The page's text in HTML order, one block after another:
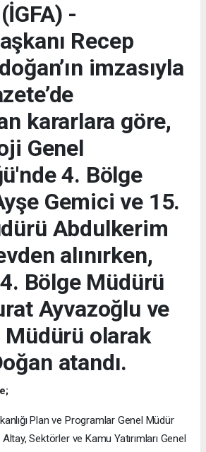
-
Recep
imzasıyla
kararlara göre,
Genel
4. Bölge
Gemici ve 15.
Abdulkerim
alınırken,
Bölge Müdürü
Ayvazoğlu ve
Müdürü olarak
atandı.
Plan ve Programlar Genel Müdür
Altay, Sektörler ve Kamu Yatırımları Genel